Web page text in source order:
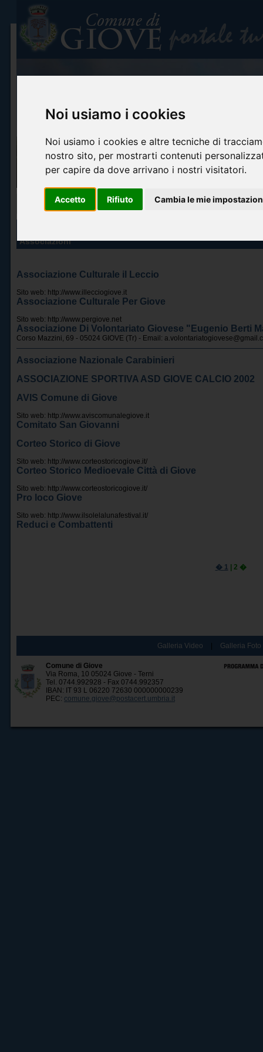
Noi usiamo i cookies
Noi usiamo i cookies e altre tecniche di
nostro sito, per mostrarti contenuti
per capire da dove arrivano i nostri visitatori.
Accetto Rifiuto Cambia le mie
Info turistiche Arte e cultura Itinerari turistici Accoglienza ed
Associazioni
Associazione Culturale il Leccio
Sito web: http://www.illecciogiove.it
Associazione Culturale Per Giove
Sito web: http://www.pergiove.net
Associazione Di Volontariato Giovese "Eugenio Berti
Corso Mazzini, 69 - 05024 GIOVE (Tr) - Email:
Associazione Nazionale Carabinieri
ASSOCIAZIONE SPORTIVA ASD GIOVE CALCIO 2002
AVIS Comune di Giove
Sito web: http://www.aviscomunalegiove.it
Comitato San Giovanni
Corteo Storico di Giove
Sito web: http://www.corteostoricogiove.it/
Corteo Storico Medioevale Città di Giove
Sito web: http://www.corteostoricogiove.it/
Pro loco Giove
Sito web: http://www.ilsolelalunafestival.it/
Reduci e Combattenti
� 1 | 2 �
Galleria Video Galleria Foto
Comune di Giove
Via Roma, 10 05024 Giove - Terni
Tel. 0744.992928 - Fax 0744.992357
IBAN: IT 93 L 06220 72630 000000000239
PEC: comune.giove@postacert.umbria.it